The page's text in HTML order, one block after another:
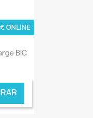
BIC
€ ONLINE